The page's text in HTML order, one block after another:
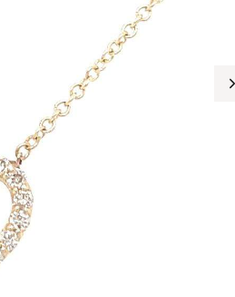
TEMPO
ROLEX DA
INVESTIMENTO
Daytona, Submariner, GMT